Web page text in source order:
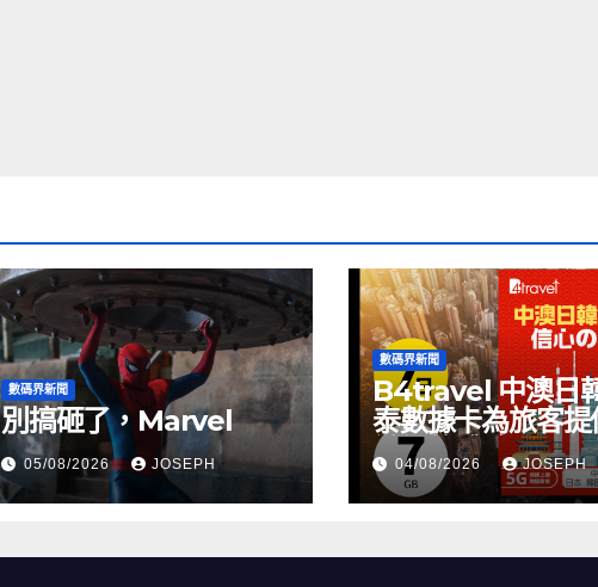
數碼界新聞
別搞砸了，Marvel
05/08/2026 JOSEPH
數碼界新聞
B4travel 中澳日
泰數據卡為旅客提
縫網絡體驗
04/08/2026 JOSEPH